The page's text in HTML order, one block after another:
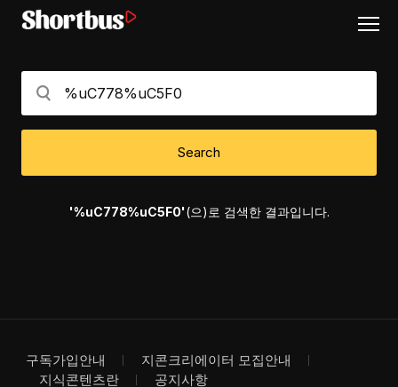
Search
'%uC778%uC5F0'(으)로 검색한 결과입니다.
구독가입안내
지콘크리에이터 모집안내
지식콘텐츠란
공지사항